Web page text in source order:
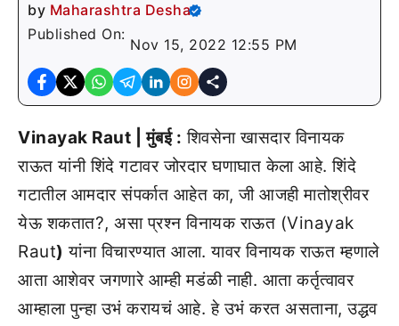
by Maharashtra Desha
Published On:
Nov 15, 2022 12:55 PM
Vinayak Raut | मुंबई : शिवसेना खासदार विनायक
राऊत यांनी शिंदे गटावर जोरदार घणाघात केला आहे. शिंदे
गटातील आमदार संपर्कात आहेत का, जी आजही मातोश्रीवर
येऊ शकतात?, असा प्रश्न विनायक राऊत (Vinayak
Raut) यांना विचारण्यात आला. यावर विनायक राऊत म्हणाले
आता आशेवर जगणारे आम्ही मडंळी नाही. आता कर्तृत्वावर
आम्हाला पुन्हा उभं करायचं आहे. हे उभं करत असताना, उद्धव